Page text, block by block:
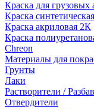
Краска для грузовых
Краска
Краска акриловая 2К
Краска
Chreon
Материалы для
Грунты
Лаки
Растворители /
Отвердители